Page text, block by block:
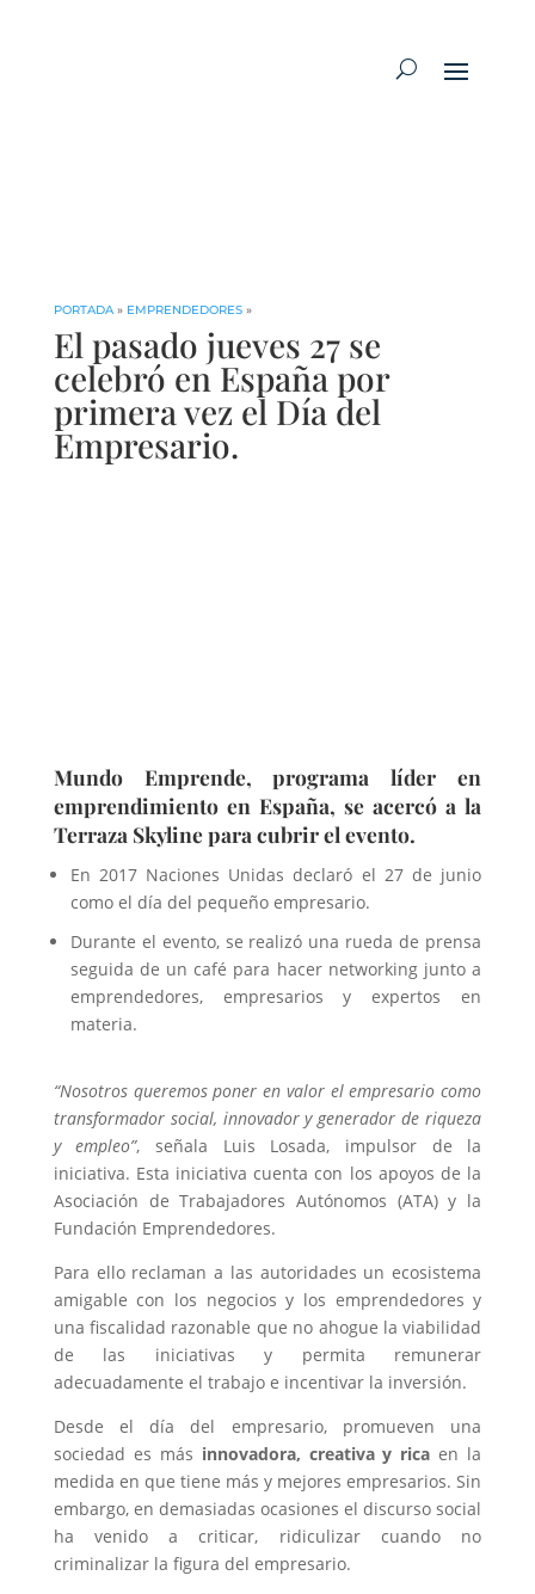
PORTADA» EMPRENDEDORES»
El pasado jueves 27 se
celebró en España por
primera vez el Día del
Empresario.
Mundo Emprende, programa líder en
emprendimiento en España, se acercó a la
Terraza Skyline para cubrir el evento.
En 2017 Naciones Unidas declaró el 27 de junio
como el día del pequeño empresario.
Durante el evento, se realizó una rueda de prensa
seguida de un café para hacer networking junto a
emprendedores, empresarios y expertos en
materia.
“Nosotros queremos poner en valor el empresario como
transformador social, innovador y generador de riqueza
y empleo”, señala Luis Losada, impulsor de la
iniciativa. Esta iniciativa cuenta con los apoyos de la
Asociación de Trabajadores Autónomos (ATA) y la
Fundación Emprendedores.
Para ello reclaman a las autoridades un ecosistema
amigable con los negocios y los emprendedores y
una fiscalidad razonable que no ahogue la viabilidad
de las iniciativas y permita remunerar
adecuadamente el trabajo e incentivar la inversión.
Desde el día del empresario, promueven una
sociedad es más innovadora, creativa y rica en la
medida en que tiene más y mejores empresarios. Sin
embargo, en demasiadas ocasiones el discurso social
ha venido a criticar, ridiculizar cuando no
criminalizar la figura del empresario.